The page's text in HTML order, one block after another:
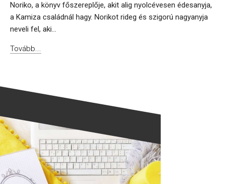
Noriko, a könyv főszereplője, akit alig nyolcévesen édesanyja,
a Kamiza családnál hagy. Norikot rideg és szigorú nagyanyja
neveli fel, aki...
Tovább...